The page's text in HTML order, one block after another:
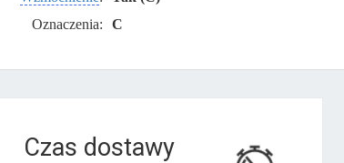
Oznaczenia:
C
Czas dostawy